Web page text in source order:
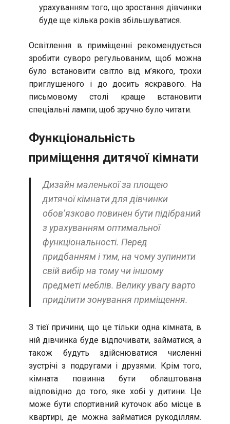
урахуванням того, що зростання дівчинки
буде ще кілька років збільшуватися.
Освітлення в приміщенні рекомендується
зробити суворо регульованим, щоб можна
було встановити світло від м’якого, трохи
приглушеного і до досить яскравого. На
письмовому столі краще встановити
спеціальні лампи, щоб зручно було читати.
Функціональність
приміщення дитячої кімнати
Дизайн маленької за площею
дитячої кімнати для дівчинки
обов’язково повинен бути підібраний
з урахуванням оптимальної
функціональності. Перед
придбанням і тим, на чому зупинити
свій вибір на тому чи іншому
предметі меблів. Велику увагу варто
приділити зонування приміщення.
З тієї причини, що це тільки одна кімната, в
ній дівчинка буде відпочивати, займатися, а
також будуть здійснюватися численні
зустрічі з подругами і друзями. Крім того,
кімната повинна бути облаштована
відповідно до того, яке хобі у дитини. Це
може бути спортивний куточок або місце в
квартирі, де можна займатися рукоділлям.